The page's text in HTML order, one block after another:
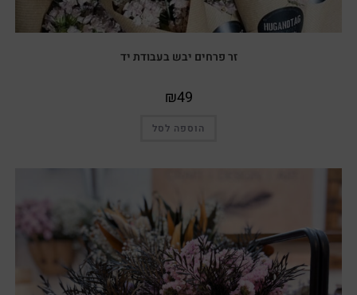
זר פרחים יבש בעבודת יד
₪49
הוספה לסל